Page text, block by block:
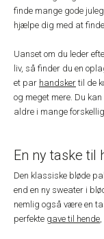
finde mange gode
hjælpe dig med at
Uanset om du leder
liv, så finder du en
et par handskertil de
og meget mere. Du
aldre i mange
En ny taske til
Den klassiske bløde
end en ny sweater i
nemlig også være en
perfekte gave til hende